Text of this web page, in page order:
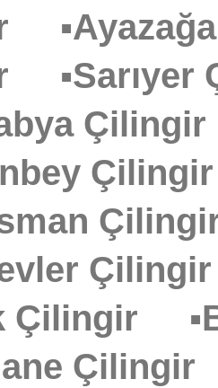
Çilingir